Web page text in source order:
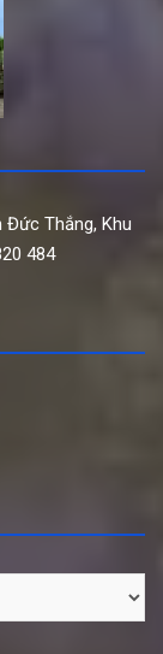
Đức Thắng, Khu
484